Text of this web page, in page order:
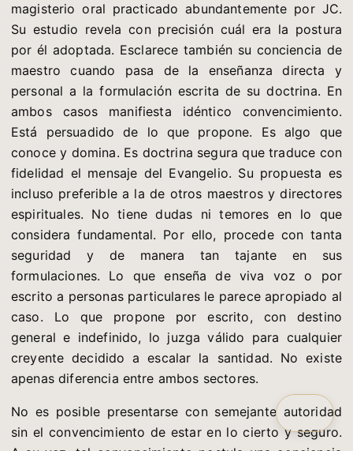
magisterio oral practicado abundantemente por JC.
Su estudio revela con precisión cuál era la postura
por él adoptada. Esclarece también su conciencia de
maestro cuando pasa de la enseñanza directa y
personal a la formulación escrita de su doctrina. En
ambos casos manifiesta idéntico convencimiento.
Está persuadido de lo que propone. Es algo que
conoce y domina. Es doctrina segura que traduce con
fidelidad el mensaje del Evangelio. Su propuesta es
incluso preferible a la de otros maestros y directores
espirituales. No tiene dudas ni temores en lo que
considera fundamental. Por ello, procede con tanta
seguridad y de manera tan tajante en sus
formulaciones. Lo que enseña de viva voz o por
escrito a personas particulares le parece apropiado al
caso. Lo que propone por escrito, con destino
general e indefinido, lo juzga válido para cualquier
creyente decidido a escalar la santidad. No existe
apenas diferencia entre ambos sectores.
No es posible presentarse con semejante autoridad
sin el convencimiento de estar en lo cierto y seguro.